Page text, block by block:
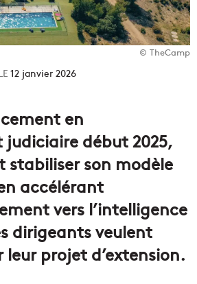
© TheCamp
12 janvier 2026
en
judiciaire début 2025,
stabiliser son modèle
accélérant
vers l’intelligence
dirigeants veulent
leur projet d’extension.